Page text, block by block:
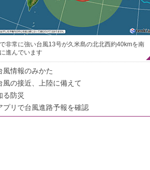
非常に強い台風13号が久米島の北北西約40kmを南
進んでいます
風情報のみかた
風の接近、上陸に備えて
る防災
プリで台風進路予報を確認